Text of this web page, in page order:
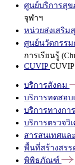
ศูนย์บริการสุ
จุฬาฯ
หน่วยส่งเสริม
ศูนย์นวัตกรรม
การเรียนรู้
CUVIPCUVIP
บริการสังคม
บริการทดสอบ
บริการทางกา
บริการตรวจวิ
สารสนเทศแล
พื้นที่สร้างสรร
พิพิธภัณฑ์